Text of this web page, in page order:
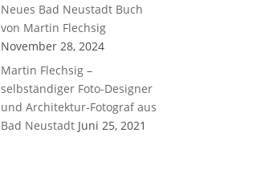
Neues Bad Neustadt Buch
von Martin Flechsig
November 28, 2024
Martin Flechsig –
selbständiger Foto-Designer
und Architektur-Fotograf aus
Bad Neustadt Juni 25, 2021